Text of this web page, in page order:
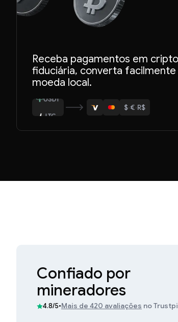
Receba pagamentos em
fiduciária, converta facilmente
moeda local.
ETH
BTC
$·€·R$
Confiado por
mineradores
4.8/5•Mais de 420 avaliações no